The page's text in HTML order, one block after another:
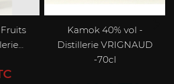
Kamok 40% vol -
Distillerie VRIGNAUD
-70cl